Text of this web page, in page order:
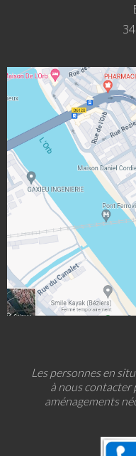
Les personnes en
à nous contacter
aménagements